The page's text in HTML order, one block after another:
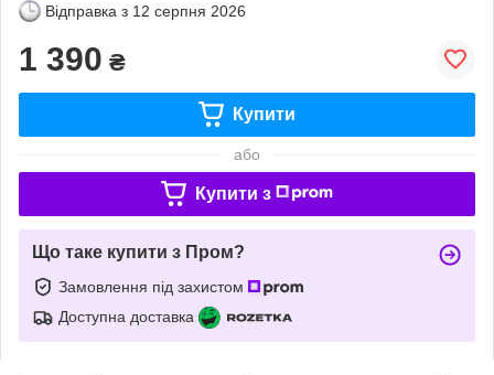
Відправка з 12 серпня 2026
1 390 ₴
Купити
або
Купити з
Що таке купити з Пром?
Замовлення під захистом
Доступна доставка